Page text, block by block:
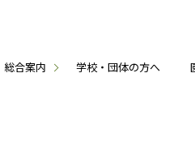
総合案内 学校・団体の方へ